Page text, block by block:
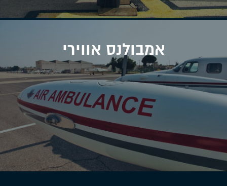
אמבולנס אווירי